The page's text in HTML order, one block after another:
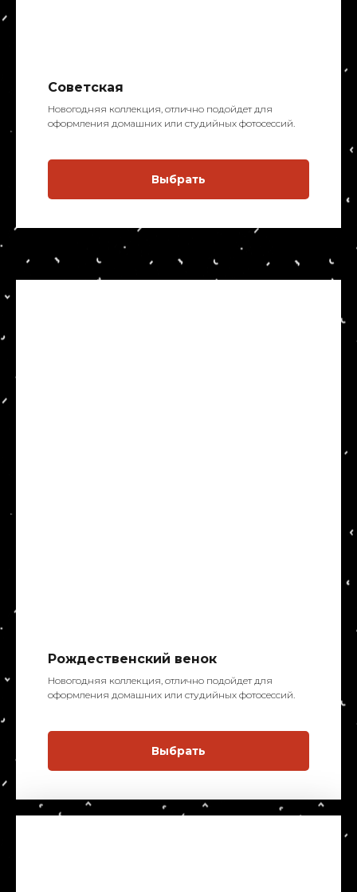
Советская
Новогодняя коллекция, отлично подойдет для
оформления домашних или студийных фотосессий.
Выбрать
Рождественский венок
Новогодняя коллекция, отлично подойдет для
оформления домашних или студийных фотосессий.
Выбрать